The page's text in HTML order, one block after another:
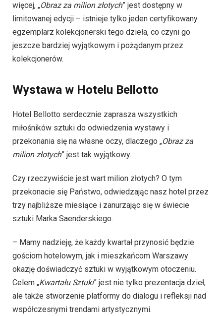
więcej, „Obraz za milion złotych” jest dostępny w
limitowanej edycji – istnieje tylko jeden certyfikowany
egzemplarz kolekcjonerski tego dzieła, co czyni go
jeszcze bardziej wyjątkowym i pożądanym przez
kolekcjonerów.
Wystawa w Hotelu Bellotto
Hotel Bellotto serdecznie zaprasza wszystkich
miłośników sztuki do odwiedzenia wystawy i
przekonania się na własne oczy, dlaczego „Obraz za
milion złotych” jest tak wyjątkowy.
Czy rzeczywiście jest wart milion złotych? O tym
przekonacie się Państwo, odwiedzając nasz hotel przez
trzy najbliższe miesiące i zanurzając się w świecie
sztuki Marka Saenderskiego.
– Mamy nadzieję, że każdy kwartał przynosić będzie
gościom hotelowym, jak i mieszkańcom Warszawy
okazję doświadczyć sztuki w wyjątkowym otoczeniu.
Celem „Kwartału Sztuki” jest nie tylko prezentacja dzieł,
ale także stworzenie platformy do dialogu i refleksji nad
współczesnymi trendami artystycznymi.